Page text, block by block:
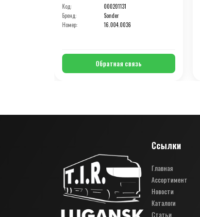
Код:
000201131
Бренд:
Sonder
Номер:
16.004.0036
Обратная связь
Ссылки
Главная
Ассортимент
Новости
Каталоги
Статьи